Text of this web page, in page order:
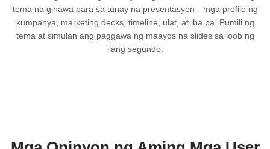
tema na ginawa para sa tunay na presentasyon—mga profile ng
kumpanya, marketing decks, timeline, ulat, at iba pa. Pumili ng
tema at simulan ang paggawa ng maayos na slides sa loob ng
ilang segundo.